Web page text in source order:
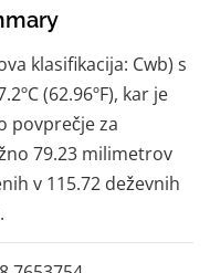
klasifikacija: Cwb) s
(62.96ºF), kar je
povprečje za
79.23 milimetrov
v 115.72 deževnih